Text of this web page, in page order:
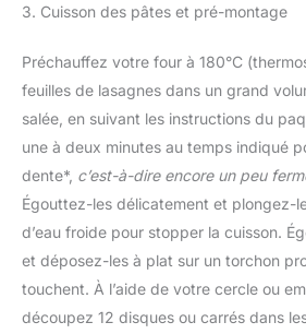
3. Cuisson des pâtes et pré-montage
Préchauffez votre four à 180°C
feuilles de lasagnes dans un grand
salée, en suivant les instructions du
une à deux minutes au temps indiqué
dente*, c’est-à-dire encore un peu
Égouttez-les délicatement et plongez-
d’eau froide pour stopper la cuisson.
et déposez-les à plat sur un torchon
touchent. À l’aide de votre cercle ou
découpez 12 disques ou carrés dans